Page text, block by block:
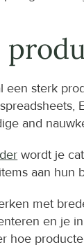
een sterk
and
wordt je
aan
met
en je
hoe